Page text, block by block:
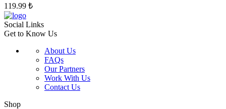
119.99 ₺
Social Links
Get to Know Us
About Us
FAQs
Our Partners
Work With Us
Contact Us
Shop